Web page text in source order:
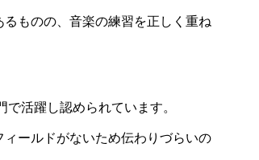
ものの、音楽の練習を正しく重ね
活躍し認められています。
ールドがないため伝わりづらいの